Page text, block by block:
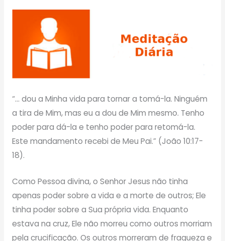
“… dou a Minha vida para tornar a tomá-la. Ninguém
a tira de Mim, mas eu a dou de Mim mesmo. Tenho
poder para dá-la e tenho poder para retomá-la.
Este mandamento recebi de Meu Pai.” (João 10:17-
18).
Como Pessoa divina, o Senhor Jesus não tinha
apenas poder sobre a vida e a morte de outros; Ele
tinha poder sobre a Sua própria vida. Enquanto
estava na cruz, Ele não morreu como outros morriam
pela crucificação. Os outros morreram de fraqueza e